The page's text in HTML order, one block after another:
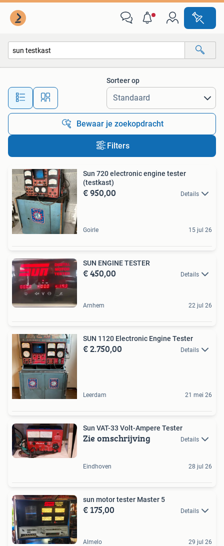
Alle afstanden…
Sorteer op
Bewaar je zoekopdracht
Filters
Sun 720 electronic engine tester
(testkast)
€ 950,00 Details
Goirle 15 jul 26
SUN ENGINE TESTER
€ 450,00 Details
Arnhem 22 jul 26
SUN 1120 Electronic Engine Tester
€ 2.750,00 Details
Leerdam 21 mei 26
Sun VAT-33 Volt-Ampere Tester
Zie omschrijving Details
Eindhoven 28 jul 26
sun motor tester Master 5
€ 175,00 Details
Almelo 29 jul 26